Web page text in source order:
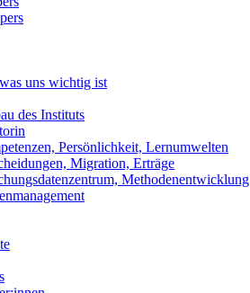
uns wichtig ist
des Instituts
Persönlichkeit, Lernumwelten
Migration, Erträge
Methodenentwicklung